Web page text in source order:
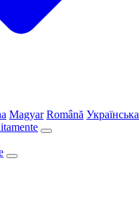
Magyar Română Українська